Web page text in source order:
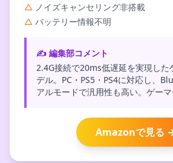
△ ノイズキャンセリング非搭載
△ バッテリー情報不明
✍️ 編集部コメント
2.4G接続で20ms低遅延を実現した
デル。PC・PS5・PS4に対応し、
アルモードで汎用性も高い。ゲーマ
Amazonで見る